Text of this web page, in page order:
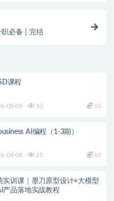
必备 | 完结
课程
08-09 10 10
AI编程（1-3期）
08-08 25 10
实训课｜墨刀原型设计+大模型
产品落地实战教程